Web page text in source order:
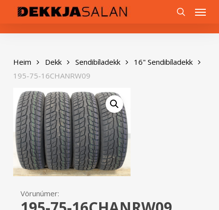
content
Menu
Heim Dekk Sendibíladekk
16" Sendibíladekk
195-75-16CHANRW09
Vörunúmer: